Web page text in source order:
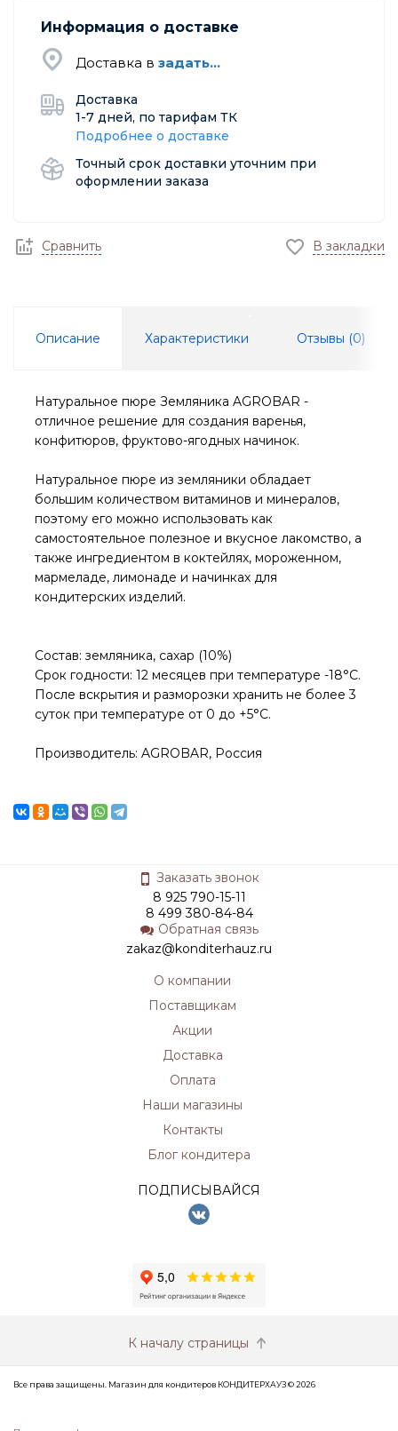
Информация о доставке
Доставка в задать...
Доставка
1-7 дней, по тарифам ТК
Подробнее о доставке
Точный срок доставки уточним при
оформлении заказа
Сравнить В закладки
Описание Характеристики Отзывы (0)
Натуральное пюре Земляника AGROBAR -
отличное решение для создания варенья,
конфитюров, фруктово-ягодных начинок.
Натуральное пюре из земляники обладает
большим количеством витаминов и минералов,
поэтому его можно использовать как
самостоятельное полезное и вкусное лакомство, а
также ингредиентом в коктейлях, мороженном,
мармеладе, лимонаде и начинках для
кондитерских изделий.
Состав: земляника, сахар (10%)
Срок годности: 12 месяцев при температуре -18°C.
После вскрытия и разморозки хранить не более 3
суток при температуре от 0 до +5°C.
Производитель: AGROBAR, Россия
Заказать звонок
8 925 790-15-11
8 499 380-84-84
Обратная связь
zakaz@konditerhauz.ru
О компании
Поставщикам
Акции
Доставка
Оплата
Наши магазины
Контакты
Блог кондитера
ПОДПИСЫВАЙСЯ
К началу страницы
Все права защищены. Магазин для кондитеров КОНДИТЕРХАУЗ © 2026